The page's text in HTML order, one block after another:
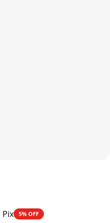
Pix 5% OFF